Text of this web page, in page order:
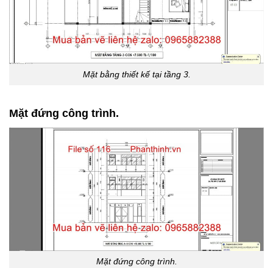
Mặt bằng thiết kế tại tầng 3.
Mặt đứng công trình.
Mặt đứng công trình.